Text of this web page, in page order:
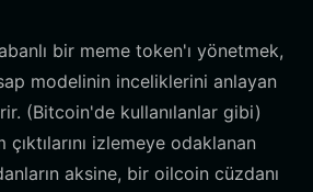
bir meme token'ı yönetmek,
modelinin inceliklerini anlayan
(Bitcoin'de kullanılanlar gibi)
çıktılarını izlemeye odaklanan
aksine, bir oilcoin cüzdanı